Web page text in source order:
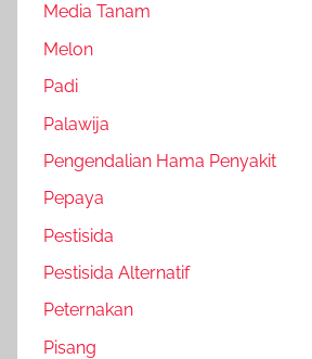
Media Tanam
Melon
Padi
Palawija
Pengendalian Hama Penyakit
Pepaya
Pestisida
Pestisida Alternatif
Peternakan
Pisang